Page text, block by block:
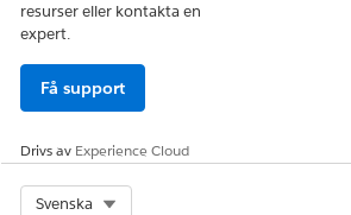
resurser eller kontakta en
expert.
Få support
Drivs av Experience Cloud
Svenska